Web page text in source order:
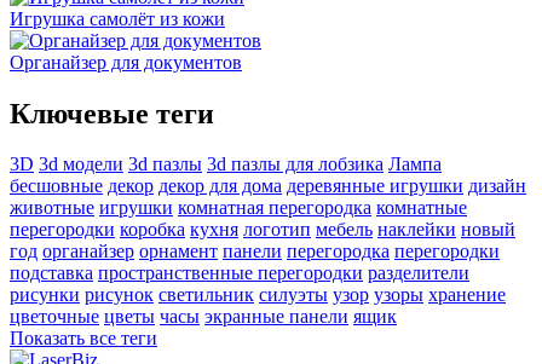
Игрушка самолёт из кожи
Органайзер для документов
Ключевые теги
3D 3d модели 3d пазлы 3d пазлы для лобзика Лампа
бесшовные декор декор для дома деревянные игрушки дизайн
животные игрушки комнатная перегородка комнатные
перегородки коробка кухня логотип мебель наклейки новый
год органайзер орнамент панели перегородка перегородки
подставка пространственные перегородки разделители
рисунки рисунок светильник силуэты узор узоры хранение
цветочные цветы часы экранные панели ящик
Показать все теги